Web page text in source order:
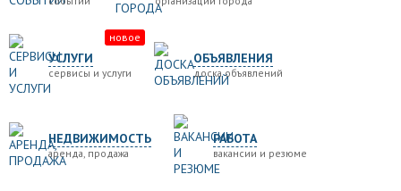
УСЛУГИ
сервисы и услуги
новое
ОБЪЯВЛЕНИЯ
доска объявлений
НЕДВИЖИМОСТЬ
аренда, продажа
РАБОТА
вакансии и резюме